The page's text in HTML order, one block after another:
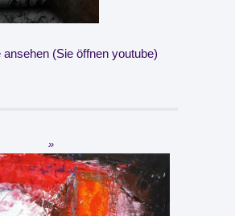
ansehen (Sie öffnen youtube)